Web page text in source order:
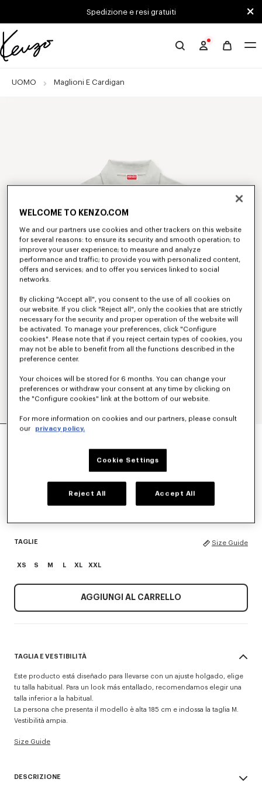
Spedizione e resi gratuiti
Sito
KENZO
UOMO Maglioni E Cardigan
POLO RICAMATA IN LANA MERINO 'KENZO
Selezionato
TAGLIE Size Guide
XS S M L XL XXL
AGGIUNGI AL CARRELLO
TAGLIA E VESTIBILITÀ
Este producto está diseñado para llevarse con un ajuste holgado, elige
tu talla habitual. Para un look más entallado, recomendamos elegir una
talla inferior a la habitual.
La persona che presenta il modello è alta 185 cm e indossa la taglia M.
Vestibilità ampia.
Size Guide
DESCRIZIONE
WELCOME TO KENZO.COM
We and our partners use cookies and other trackers on this website
for several reasons: to ensure its security and smooth operation; to
improve your user experience; to measure and analyze
performance and traffic; to provide you with personalized content,
offers and services; and to offer you services linked to social
networks.
By clicking "Accept all", you consent to the use of all cookies on
our website. If you click "Reject all", only the cookies that are strictly
necessary for the security and proper operation of the website will
be activated. To manage your preferences, click "Configure
cookies". Please note that if you reject certain types of cookies, you
may not be able to benefit from all the functions described in the
preference center.
Your choices will be stored for 6 months. You can change your
preferences or withdraw your consent at any time by clicking on
the "Configure cookies" link at the bottom of our website.
For more information on cookies and our partners, please consult
our
privacy policy.
Cookie Settings
Reject All Accept All